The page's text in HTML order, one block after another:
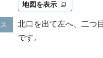
地図を表示
北口を出て左へ、二つ
です。